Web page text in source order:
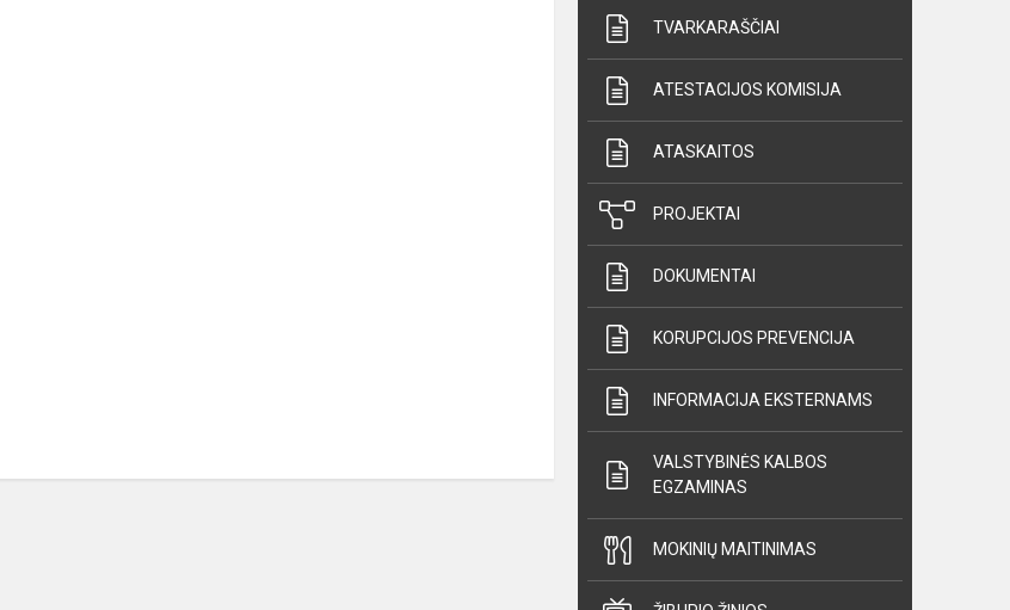
TVARKARAŠČIAI
ATESTACIJOS KOMISIJA
ATASKAITOS
PROJEKTAI
DOKUMENTAI
KORUPCIJOS PREVENCIJA
INFORMACIJA EKSTERNAMS
VALSTYBINĖS KALBOS
EGZAMINAS
MOKINIŲ MAITINIMAS